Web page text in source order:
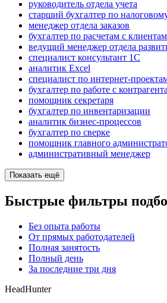
руководитель отдела учета
старший бухгалтер по
менеджер отдела заказов
бухгалтер по расчетам с
ведущий менеджер отдела
специалист консультант 1С
аналитик Excel
специалист по интернет-
бухгалтер по работе с
помощник секретаря
бухгалтер по инвентаризации
аналитик бизнес-процессов
бухгалтер по сверке
помощник главного
административный менеджер
Показать ещё
Быстрые фильтры
Без опыта работы
От прямых работодателей
Полная занятость
Полный день
За последние три дня
HeadHunter